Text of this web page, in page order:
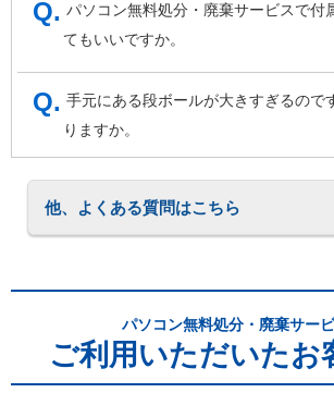
パソコン無料処分・廃棄サービスで付
てもいいですか。
手元にある段ボールが大きすぎるので
りますか。
他、よくある質問はこちら
パソコン無料処分・廃棄サー
ご利用いただいたお